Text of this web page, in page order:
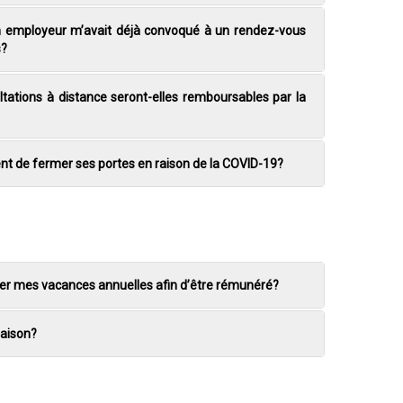
maladies professionnelles.
ceux-ci peuvent, à certaines conditions, bénéficier
pourra être appelé à évaluer la situation. Ce
à votre égard.
m’avait déjà convoqué à un rendez-vous
du revenu et elle privilégie le report des expertises
à distance seront-elles remboursables par la
de fermer ses portes en raison de la COVID-19?
vous le demande, vous devrez continuer votre
mes vacances annuelles afin d’être rémunéré?
votre employeur ne peut vous obliger à prendre